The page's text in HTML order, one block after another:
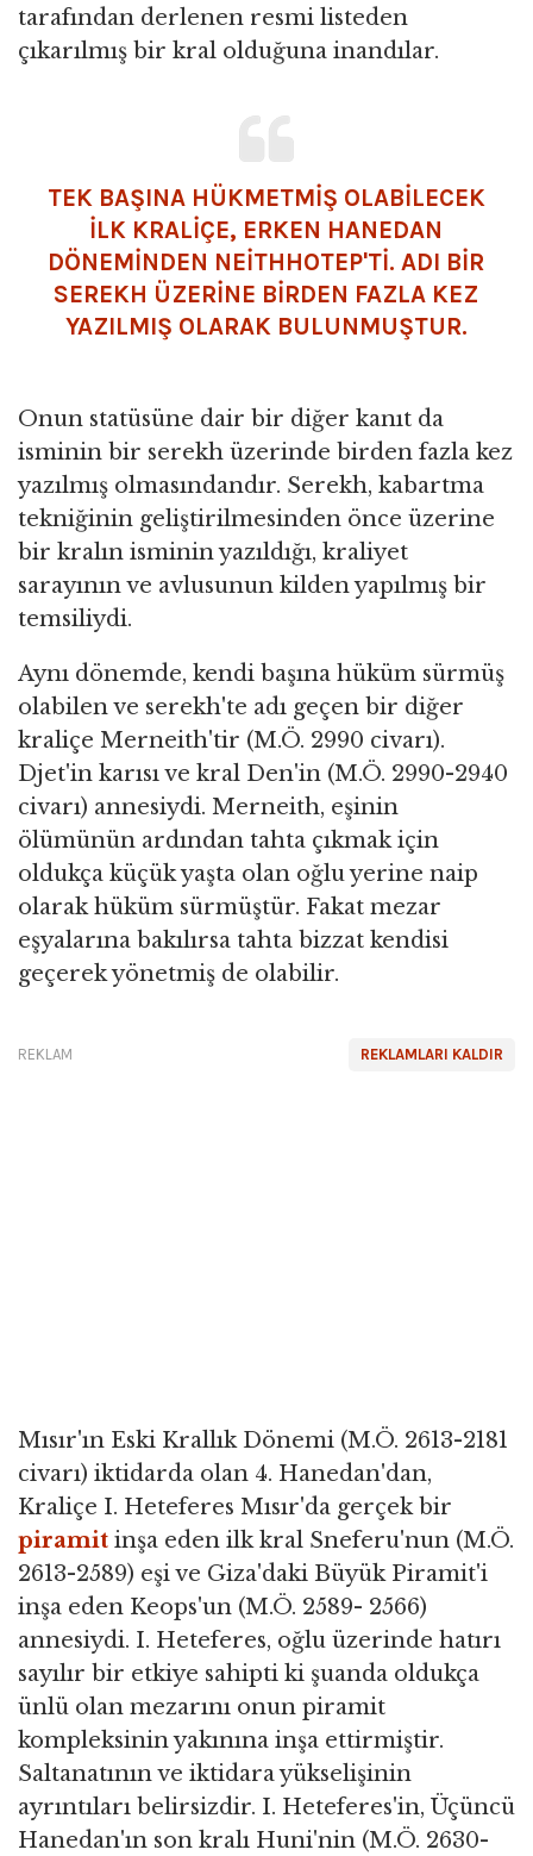
tarafından derlenen resmi listeden
çıkarılmış bir kral olduğuna inandılar.
TEK BAŞINA HÜKMETMİŞ OLABİLECEK
İLK KRALİÇE, ERKEN HANEDAN
DÖNEMİNDEN NEİTHHOTEP'Tİ. ADI BİR
SEREKH ÜZERİNE BİRDEN FAZLA KEZ
YAZILMIŞ OLARAK BULUNMUŞTUR.
Onun statüsüne dair bir diğer kanıt da
isminin bir serekh üzerinde birden fazla kez
yazılmış olmasındandır. Serekh, kabartma
tekniğinin geliştirilmesinden önce üzerine
bir kralın isminin yazıldığı, kraliyet
sarayının ve avlusunun kilden yapılmış bir
temsiliydi.
Aynı dönemde, kendi başına hüküm sürmüş
olabilen ve serekh'te adı geçen bir diğer
kraliçe Merneith'tir (M.Ö. 2990 civarı).
Djet'in karısı ve kral Den'in (M.Ö. 2990-2940
civarı) annesiydi. Merneith, eşinin
ölümünün ardından tahta çıkmak için
oldukça küçük yaşta olan oğlu yerine naip
olarak hüküm sürmüştür. Fakat mezar
eşyalarına bakılırsa tahta bizzat kendisi
geçerek yönetmiş de olabilir.
REKLAMLARI KALDIR
REKLAM
Mısır'ın Eski Krallık Dönemi (M.Ö. 2613-2181
civarı) iktidarda olan 4. Hanedan'dan,
Kraliçe I. Heteferes Mısır'da gerçek bir
piramit inşa eden ilk kral Sneferu'nun (M.Ö.
2613-2589) eşi ve Giza'daki Büyük Piramit'i
inşa eden Keops'un (M.Ö. 2589- 2566)
annesiydi. I. Heteferes, oğlu üzerinde hatırı
sayılır bir etkiye sahipti ki şuanda oldukça
ünlü olan mezarını onun piramit
kompleksinin yakınına inşa ettirmiştir.
Saltanatının ve iktidara yükselişinin
ayrıntıları belirsizdir. I. Heteferes'in, Üçüncü
Hanedan'ın son kralı Huni'nin (M.Ö. 2630-